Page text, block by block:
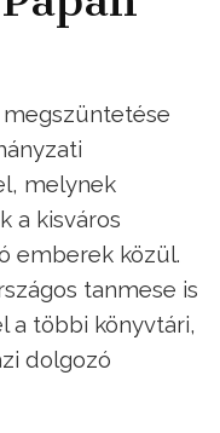
melynek
a kisváros
emberek közül.
tanmese is
a többi könyvtári,
dolgozó